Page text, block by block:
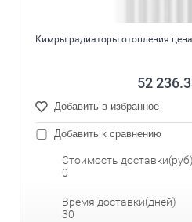
Кимры радиаторы отопления
52
Добавить в избранное
Добавить к сравнению
Стоимость доставки(руб)
0
Время доставки(дней)
30